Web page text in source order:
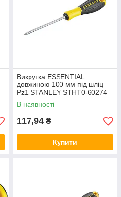
Викрутка ESSENTIAL
довжиною 100 мм під шліц
Pz1 STANLEY STHT0-60274
В наявності
117,94 ₴
Купити